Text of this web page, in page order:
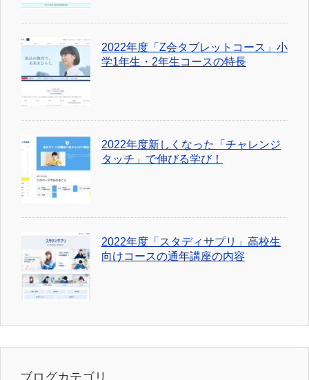
2022年度「Z会タブレットコース」小
学1年生・2年生コースの特長
2022年度新しくなった「チャレンジ
タッチ」で伸びる学び！
2022年度「スタディサプリ」高校生
向けコースの通年講座の内容